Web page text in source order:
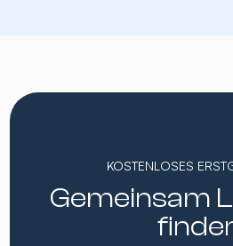
KOSTENLOSES
Gemeinsam